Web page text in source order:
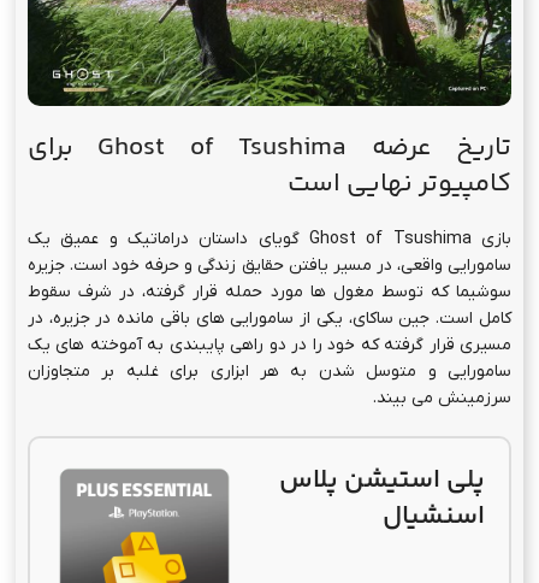
ساخته شد. گوست اف سوشیما نه تنها توانست گیمر ها و منتقدان را
خیره خود کند، بلکه حتی با فروش فوق العاده خود توانست به ترمیم
و بازسازی میراث تاریخی جزیره سوشیما (جزیره ای واقعی در کشور
ژاپن) کمک کند.
تاریخ عرضه Ghost of Tsushima برای
کامپیوتر نهایی است
بازی Ghost of Tsushima گویای داستان دراماتیک و عمیق یک
سامورایی واقعی، در مسیر یافتن حقایق زندگی و حرفه خود است. جزیره